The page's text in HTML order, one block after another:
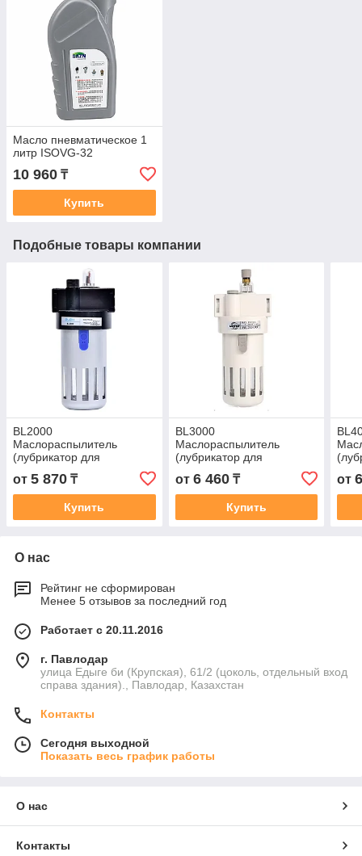
Масло пневматическое 1
литр ISOVG-32
10 960 ₸
Купить
Подобные товары компании
BL2000
Маслораспылитель
(лубрикатор для
пневмоинструмента)
от 5 870 ₸
Купить
BL3000
Маслораспылитель
(лубрикатор для
пневмоинструмента)
от 6 460₸
Купить
от
О нас
Рейтинг не сформирован
Менее 5 отзывов за последний год
Работает с 20.11.2016
г. Павлодар
улица Едыге би (Крупская), 61/2 (цоколь, отдельный вход
справа здания)., Павлодар, Казахстан
Контакты
Сегодня выходной
Показать весь график работы
О нас
Контакты